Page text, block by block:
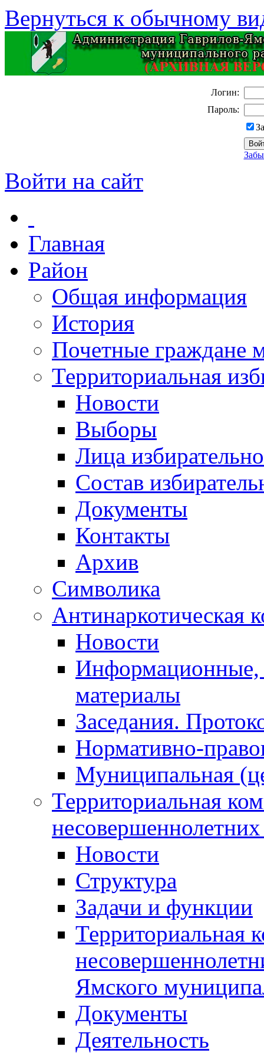
Вернуться к обычному
Логин:
Пароль:
Войти на сайт
Главная
Район
Общая информация
История
Почетные граждане
Территориальная
Новости
Выборы
Лица
Состав
Документы
Контакты
Архив
Символика
Антинаркотическая
Новости
Информационные,
материалы
Заседания.
Нормативно-
Муниципальная
Территориальная
Новости
Структура
Задачи и функции
Территориальная
Ямского
Документы
Деятельность